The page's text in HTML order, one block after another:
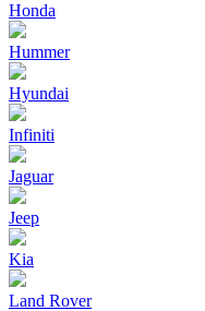
Honda
Hummer
Hyundai
Infiniti
Jaguar
Jeep
Kia
Land Rover